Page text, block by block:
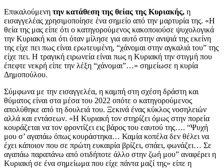
Επικαλούμενη την κατάθεση της θείας της Κυριακής, η
εισαγγελέας χρησιμοποίησε ένα σημείο από την μαρτυρία της. «Η
θεία της μας είπε ότι ο κατηγορούμενος κακοποιούσε ψυχολογικά
την Κυριακή και ότι όταν μίλησε για αυτό στην ανιψιά της εκείνη
της είχε πει πως είναι ερωτευμένη, “χάνομαι στην αγκαλιά του” της
είχε πει. Η τραγική ειρωνεία είναι πως η Κυριακή την στιγμή που
έπεφτε νεκρή είπε την λέξη “χάνομαι”…» σημείωσε η κυρία
Δημοπούλου.
Σύμφωνα με την εισαγγελέα, η καμπή στη σχέση δράστη και
θύματος είναι στα μέσα του 2022 οπότε ο κατηγορούμενος
απολύθηκε από τη δουλειά του. Ξεκινά ένας κύκλος νοσηλειών
αλλά και εντάσεων. «Η Κυριακή τον στηρίζει όμως στην πορεία
κουράζεται να τον φροντίζει εις βάρος του εαυτού της…. “Ψυχή
μου σ’ αγαπάω όπως κουράστηκα… Καμία κοπέλα δεν θέλει να
έχει κάποιον που σε πρώτη ευκαιρία βρίζει, σπάει, φωνάζει… Σε
αγαπάω παραπάνω από οτιδήποτε άλλο στην ζωή μου” αναφέρει η
Κυριακή σε ένα σημείωμα που είχε πάντα μαζί της» είπε η